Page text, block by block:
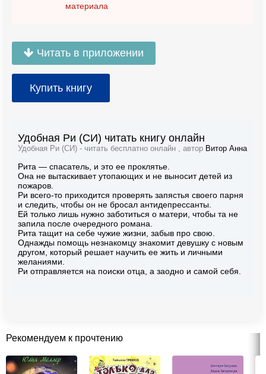
материала
Читать в приложении
Купить книгу
Удобная Ри (СИ) читать книгу онлайн
Удобная Ри (СИ) - читать бесплатно онлайн , автор Витор Анна
Рита — спасатель, и это ее проклятье.
Она не вытаскивает утопающих и не выносит детей из
пожаров.
Ри всего-то приходится проверять запястья своего парня
и следить, чтобы он не бросал антидепрессанты.
Ей только лишь нужно заботиться о матери, чтобы та не
запила после очередного романа.
Рита тащит на себе чужие жизни, забыв про свою.
Однажды помощь незнакомцу знакомит девушку с новым
другом, который решает научить ее жить и личными
желаниями.
Ри отправляется на поиски отца, а заодно и самой себя.
Рекомендуем к прочтению